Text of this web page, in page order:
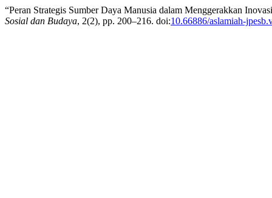
“Peran Strategis Sumber Daya Manusia dalam Menggerakkan
Sosial dan Budaya, 2(2), pp. 200–216. doi:10.66886/aslamiah-